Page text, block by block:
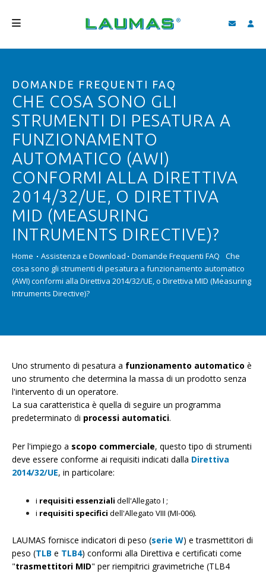
PRODOTTI
SERVIZI
ASSISTENZA E DOWNLOAD
VIDEO
BLOG
NEWS
CERCA
ITALIANO
DOMANDE FREQUENTI FAQ
CHE COSA SONO GLI
STRUMENTI DI PESATURA A
FUNZIONAMENTO
AUTOMATICO (AWI)
CONFORMI ALLA DIRETTIVA
2014/32/UE, O DIRETTIVA
MID (MEASURING
INTRUMENTS DIRECTIVE)?
Home Assistenza e Download Domande Frequenti FAQ
Che
cosa sono gli strumenti di pesatura a funzionamento automatico
(AWI) conformi alla Direttiva 2014/32/UE, o Direttiva MID (Measuring
Intruments Directive)?
Uno strumento di pesatura a funzionamento automatico è
uno strumento che determina la massa di un prodotto senza
l'intervento di un operatore.
La sua caratteristica è quella di seguire un programma
predeterminato di processi automatici.
Per l'impiego a scopo commerciale, questo tipo di strumenti
deve essere conforme ai requisiti indicati dalla Direttiva
2014/32/UE, in particolare:
i requisiti essenziali dell'Allegato I ;
i requisiti specifici dell'Allegato VIII (MI-006).
LAUMAS fornisce indicatori di peso (serie W) e trasmettitori di
peso (TLB e TLB4) conformi alla Direttiva e certificati come
"trasmettitori MID" per riempitrici gravimetriche (TLB4